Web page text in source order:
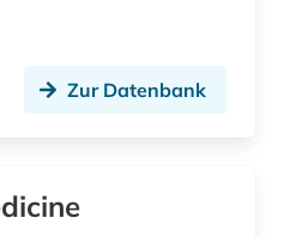
Zur Datenbank